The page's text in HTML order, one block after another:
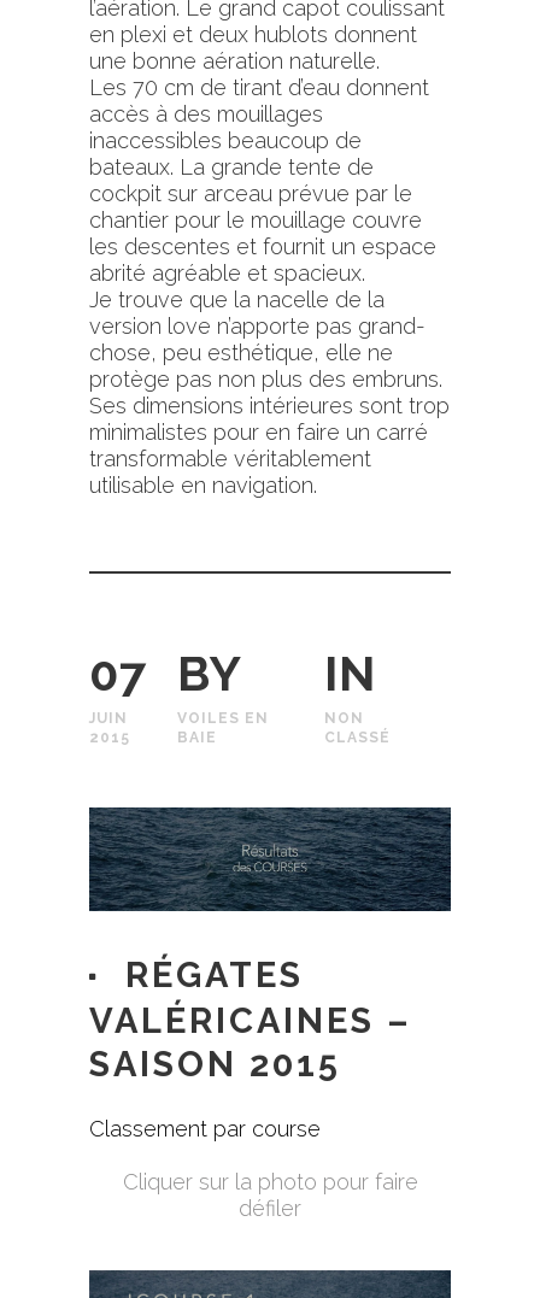
l’aération. Le grand capot coulissant
en plexi et deux hublots donnent
une bonne aération naturelle.
Les 70 cm de tirant d’eau donnent
accès à des mouillages
inaccessibles beaucoup de
bateaux. La grande tente de
cockpit sur arceau prévue par le
chantier pour le mouillage couvre
les descentes et fournit un espace
abrité agréable et spacieux.
Je trouve que la nacelle de la
version love n’apporte pas grand-
chose, peu esthétique, elle ne
protège pas non plus des embruns.
Ses dimensions intérieures sont trop
minimalistes pour en faire un carré
transformable véritablement
utilisable en navigation.
07
JUIN
2015
BY
VOILES EN
BAIE
IN
NON
CLASSÉ
RÉGATES
VALÉRICAINES –
SAISON 2015
Classement par course
Cliquer sur la photo pour faire
défiler